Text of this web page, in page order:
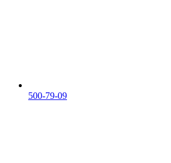
500-79-09